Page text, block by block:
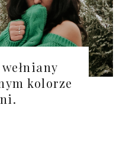
kolorze